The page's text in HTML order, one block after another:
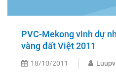
PVC-Mekong vinh dự
vàng đất Việt 2011
18/10/2011 Luupv